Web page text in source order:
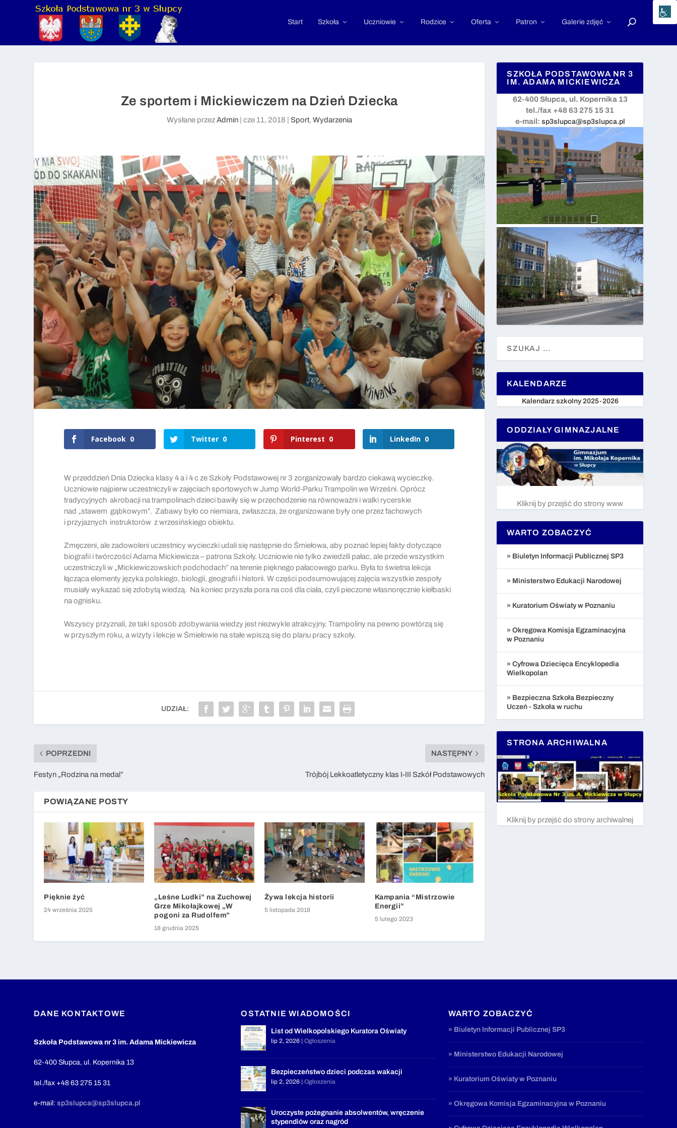
Start Szkoła Uczniowie Rodzice Oferta Patron Galerie zdjęć
Ze sportem i Mickiewiczem na Dzień Dziecka
Wysłane przezAdmin| cze 11, 2018 Sport, Wydarzenia
Facebook 0 Twitter 0 Pinterest 0 LinkedIn 0
W przeddzień Dnia Dziecka klasy 4 a i 4 c ze Szkoły Podstawowej nr 3 zorganizowały bardzo ciekawą wycieczkę.
Uczniowie najpierw uczestniczyli w zajęciach sportowych w Jump World-Parku Trampolin we Wrześni. Oprócz
tradycyjnych akrobacji na trampolinach dzieci bawiły się w przechodzenie na równoważni i walki rycerskie
nad „stawem gąbkowym”. Zabawy było co niemiara, zwłaszcza, że organizowane były one przez fachowych
i przyjaznych instruktorów z wrzesińskiego obiektu.
Zmęczeni, ale zadowoleni uczestnicy wycieczki udali się następnie do Śmiełowa, aby poznać lepiej fakty dotyczące
biografii i twórczości Adama Mickiewicza – patrona Szkoły. Uczniowie nie tylko zwiedzili pałac, ale przede wszystkim
uczestniczyli w „Mickiewiczowskich podchodach” na terenie pięknego pałacowego parku. Była to świetna lekcja
łącząca elementy języka polskiego, biologii, geografii i historii. W części podsumowującej zajęcia wszystkie zespoły
musiały wykazać się zdobytą wiedzą. Na koniec przyszła pora na coś dla ciała, czyli pieczone własnoręcznie kiełbaski
na ognisku.
Wszyscy przyznali, że taki sposób zdobywania wiedzy jest niezwykle atrakcyjny. Trampoliny na pewno powtórzą się
w przyszłym roku, a wizyty i lekcje w Śmiełowie na stałe wpiszą się do planu pracy szkoły.
UDZIAŁ:
POPRZEDNI
Festyn „Rodzina na medal”
NASTĘPNY
Trójbój Lekkoatletyczny klas I-III Szkół Podstawowych
POWIĄZANE POSTY
Pięknie żyć
24 września 2025
„Leśne Ludki” na Zuchowej
Grze Mikołajkowej „W
pogoni za Rudolfem”
18 grudnia 2025
Żywa lekcja historii
5 listopada 2018
Kampania “Mistrzowie
Energii”
5 lutego 2023
SZKOŁA PODSTAWOWA NR 3
IM. ADAMA MICKIEWICZA
62-400 Słupca, ul. Kopernika 13
tel./fax +48 63 275 15 31
e-mail: sp3slupca@sp3slupca.pl
KALENDARZE
Kalendarz szkolny 2025-2026
ODDZIAŁY GIMNAZJALNE
Kliknij by przejść do strony www
WARTO ZOBACZYĆ
» Biuletyn Informacji Publicznej SP3
» Ministerstwo Edukacji Narodowej
» Kuratorium Oświaty w Poznaniu
» Okręgowa Komisja Egzaminacyjna
w Poznaniu
» Cyfrowa Dziecięca Encyklopedia
Wielkopolan
» Bezpieczna Szkoła Bezpieczny
Uczeń - Szkoła w ruchu
STRONA ARCHIWALNA
Kliknij by przejść do strony archiwalnej
DANE KONTAKTOWE
Szkoła Podstawowa nr 3 im. Adama Mickiewicza
62-400 Słupca, ul. Kopernika 13
tel./fax +48 63 275 15 31
e-mail:sp3slupca@sp3slupca.pl
OSTATNIE WIADOMOŚCI
List od Wielkopolskiego Kuratora Oświaty
lip 2, 2026 |Ogłoszenia
Bezpieczeństwo dzieci podczas wakacji
lip 2, 2026 |Ogłoszenia
Uroczyste pożegnanie absolwentów, wręczenie
stypendiów oraz nagród
WARTO ZOBACZYĆ
» Biuletyn Informacji Publicznej SP3
» Ministerstwo Edukacji Narodowej
» Kuratorium Oświaty w Poznaniu
» Okręgowa Komisja Egzaminacyjna w Poznaniu